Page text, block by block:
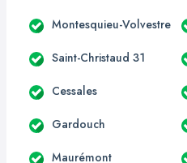
Montesquieu-Volvestre
Saint-Christaud 31
Cessales
Gardouch
Maurémont